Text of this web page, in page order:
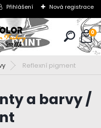
Přihlášení Nová registrace
0
Reflexní pigment
a barvy /